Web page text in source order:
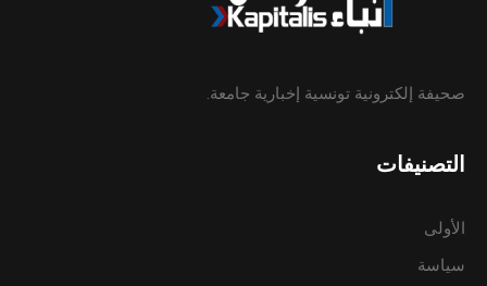
صحيفة إلكترونية تونسية إخبارية جامعة.
التصنيفات
الأولى
سياسة